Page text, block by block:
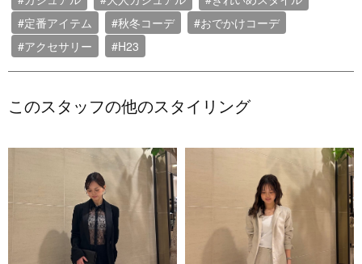
#定番アイテム
#秋冬コーデ
#おでかけコーデ
#アクセサリー
#H23
このスタッフの他のスタイリング